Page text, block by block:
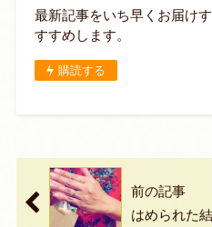
最新記事をいち早くお届け
すすめします。
購読する
前の記事
はめられた